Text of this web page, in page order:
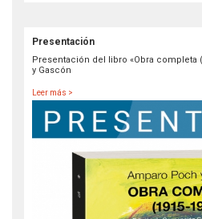
Presentación
Presentación del libro «Obra completa
y Gascón
Leer más >